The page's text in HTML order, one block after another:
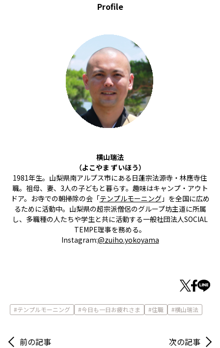
Profile
横山瑞法
（よこやま ずいほう）
1981年生。山梨県南アルプス市にある日蓮宗法源寺・林應寺住
職。祖母、妻、3人の子どもと暮らす。趣味はキャンプ・アウト
ドア。お寺での朝掃除の会「テンプルモーニング」を全国に広め
るために活動中。山梨県の超宗派僧侶のグループ坊主道に所属
し、多職種の人たちや学生と共に活動する一般社団法人SOCIAL
TEMPE理事を務める。
Instagram:@zuiho.yokoyama
テンプルモーニング 今日も一日お疲れさま 住職 横山瑞法
前の記事 次の記事